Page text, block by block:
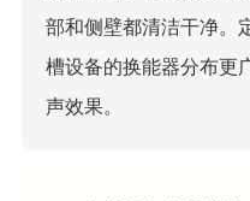
部和侧壁都清洁干净。
槽设备的换能器分布更
声效果。